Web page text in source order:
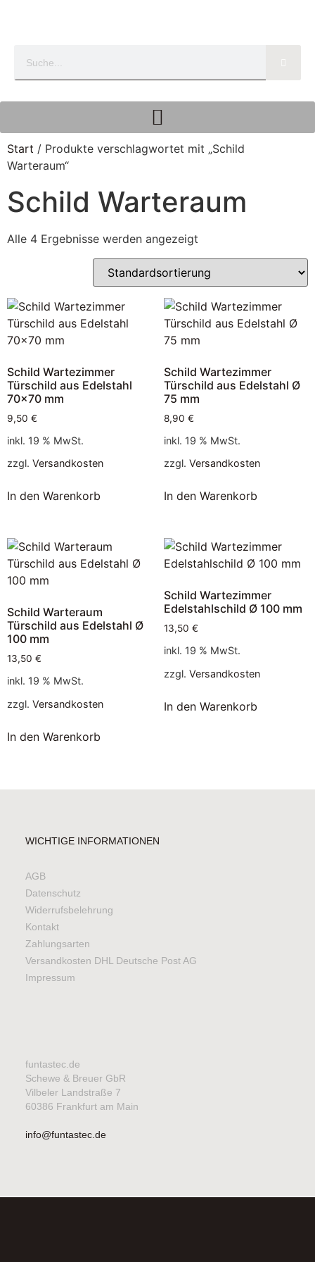
Start / Produkte verschlagwortet mit „Schild
Warteraum“
Schild Warteraum
Alle 4 Ergebnisse werden angezeigt
Schild Wartezimmer
Türschild aus Edelstahl
70×70 mm
9,50 €
inkl. 19 % MwSt.
zzgl. Versandkosten
In den Warenkorb
Schild Wartezimmer
Türschild aus Edelstahl Ø
75 mm
8,90 €
inkl. 19 % MwSt.
zzgl. Versandkosten
In den Warenkorb
Schild Warteraum
Türschild aus Edelstahl Ø
100 mm
13,50 €
inkl. 19 % MwSt.
zzgl. Versandkosten
In den Warenkorb
Schild Wartezimmer
Edelstahlschild Ø 100 mm
13,50 €
inkl. 19 % MwSt.
zzgl. Versandkosten
In den Warenkorb
WICHTIGE INFORMATIONEN
AGB
Datenschutz
Widerrufsbelehrung
Kontakt
Zahlungsarten
Versandkosten DHL Deutsche Post AG
Impressum
funtastec.de
Schewe & Breuer GbR
Vilbeler Landstraße 7
60386 Frankfurt am Main
info@funtastec.de